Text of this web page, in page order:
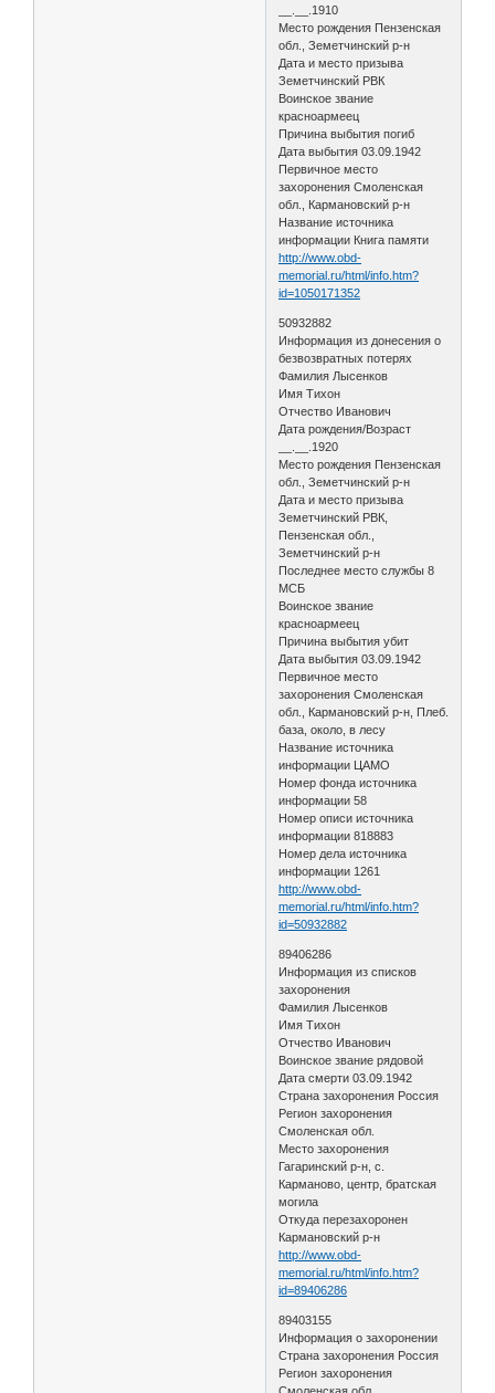
__.__.1910
Место рождения Пензенская
обл., Земетчинский р-н
Дата и место призыва
Земетчинский РВК
Воинское звание
красноармеец
Причина выбытия погиб
Дата выбытия 03.09.1942
Первичное место
захоронения Смоленская
обл., Кармановский р-н
Название источника
информации Книга памяти
http://www.obd-
memorial.ru/html/info.htm?
id=1050171352
50932882
Информация из донесения о
безвозвратных потерях
Фамилия Лысенков
Имя Тихон
Отчество Иванович
Дата рождения/Возраст
__.__.1920
Место рождения Пензенская
обл., Земетчинский р-н
Дата и место призыва
Земетчинский РВК,
Пензенская обл.,
Земетчинский р-н
Последнее место службы 8
МСБ
Воинское звание
красноармеец
Причина выбытия убит
Дата выбытия 03.09.1942
Первичное место
захоронения Смоленская
обл., Кармановский р-н, Плеб.
база, около, в лесу
Название источника
информации ЦАМО
Номер фонда источника
информации 58
Номер описи источника
информации 818883
Номер дела источника
информации 1261
http://www.obd-
memorial.ru/html/info.htm?
id=50932882
89406286
Информация из списков
захоронения
Фамилия Лысенков
Имя Тихон
Отчество Иванович
Воинское звание рядовой
Дата смерти 03.09.1942
Страна захоронения Россия
Регион захоронения
Смоленская обл.
Место захоронения
Гагаринский р-н, с.
Карманово, центр, братская
могила
Откуда перезахоронен
Кармановский р-н
http://www.obd-
memorial.ru/html/info.htm?
id=89406286
89403155
Информация о захоронении
Страна захоронения Россия
Регион захоронения